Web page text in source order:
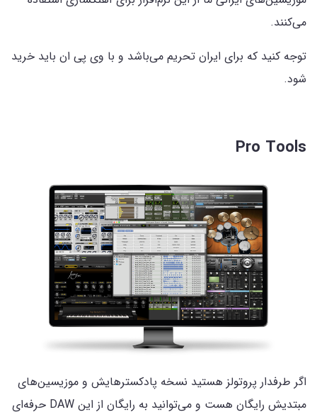
می‌کنند.
توجه کنید که برای ایران تحریم می‌باشد و با وی پی ان باید خرید
شود.
Pro Tools
اگر طرفدار پروتولز هستید نسخه پادکسترهایش و موزیسین‌های
مبتدیش رایگان هست و می‌توانید به رایگان از این DAW حرفه‌ای